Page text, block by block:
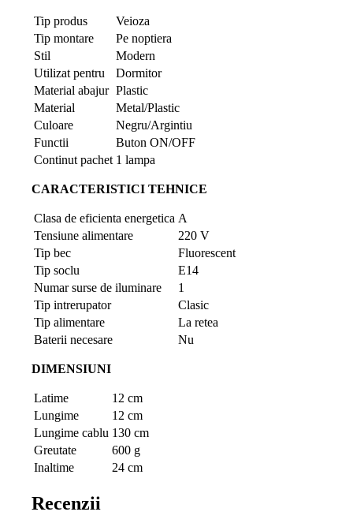
Tip produs
Veioza
Tip montare
Pe noptiera
Stil
Modern
Utilizat pentru
Dormitor
Material abajur Plastic
Material
Metal/Plastic
Culoare
Negru/Argintiu
Functii
Buton ON/OFF
Continut pachet 1 lampa
CARACTERISTICI TEHNICE
Clasa de eficienta energetica A
Tensiune alimentare
220 V
Tip bec
Fluorescent
Tip soclu
E14
Numar surse de iluminare
1
Tip intrerupator
Clasic
Tip alimentare
La retea
Baterii necesare
Nu
DIMENSIUNI
Latime
12 cm
Lungime
12 cm
Lungime cablu 130 cm
Greutate
600 g
Inaltime
24 cm
Recenzii